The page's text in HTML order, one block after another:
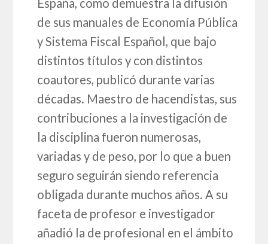
España, como demuestra la difusión
de sus manuales de Economía Pública
y Sistema Fiscal Español, que bajo
distintos títulos y con distintos
coautores, publicó durante varias
décadas. Maestro de hacendistas, sus
contribuciones a la investigación de
la disciplina fueron numerosas,
variadas y de peso, por lo que a buen
seguro seguirán siendo referencia
obligada durante muchos años. A su
faceta de profesor e investigador
añadió la de profesional en el ámbito